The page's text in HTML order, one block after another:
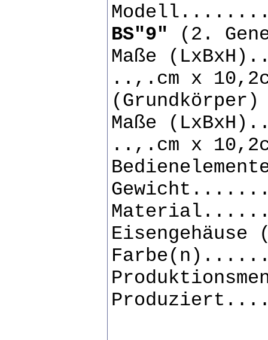
BS"9" (2.
Maße
..,.cm x
(Grundkörper)
Maße
..,.cm x